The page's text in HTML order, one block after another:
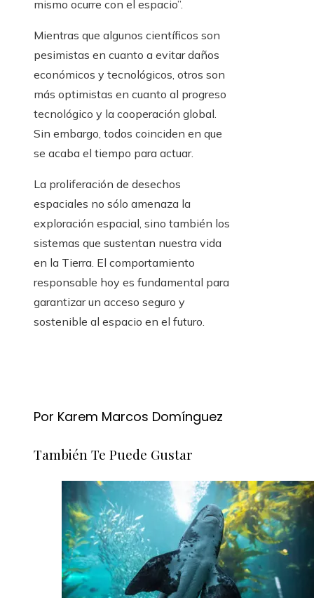
mismo ocurre con el espacio”.
Mientras que algunos científicos son
pesimistas en cuanto a evitar daños
económicos y tecnológicos, otros son
más optimistas en cuanto al progreso
tecnológico y la cooperación global.
Sin embargo, todos coinciden en que
se acaba el tiempo para actuar.
La proliferación de desechos
espaciales no sólo amenaza la
exploración espacial, sino también los
sistemas que sustentan nuestra vida
en la Tierra. El comportamiento
responsable hoy es fundamental para
garantizar un acceso seguro y
sostenible al espacio en el futuro.
Por Karem Marcos Domínguez
También Te Puede Gustar